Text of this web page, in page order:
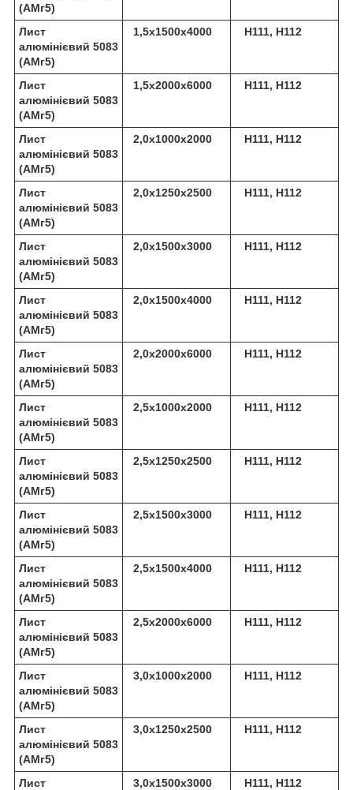
(АМг5)
Лист
алюмінієвий 5083
(АМг5)
1,5х1500х4000 Н111, Н112
Лист
алюмінієвий 5083
(АМг5)
1,5х2000х6000 Н111, Н112
Лист
алюмінієвий 5083
(АМг5)
2,0х1000х2000 Н111, Н112
Лист
алюмінієвий 5083
(АМг5)
2,0х1250х2500 Н111, Н112
Лист
алюмінієвий 5083
(АМг5)
2,0х1500х3000 Н111, Н112
Лист
алюмінієвий 5083
(АМг5)
2,0х1500х4000 Н111, Н112
Лист
алюмінієвий 5083
(АМг5)
2,0х2000х6000 Н111, Н112
Лист
алюмінієвий 5083
(АМг5)
2,5х1000х2000 Н111, Н112
Лист
алюмінієвий 5083
(АМг5)
2,5х1250х2500 Н111, Н112
Лист
алюмінієвий 5083
(АМг5)
2,5х1500х3000 Н111, Н112
Лист
алюмінієвий 5083
(АМг5)
2,5х1500х4000 Н111, Н112
Лист
алюмінієвий 5083
(АМг5)
2,5х2000х6000 Н111, Н112
Лист
алюмінієвий 5083
(АМг5)
3,0х1000х2000 Н111, Н112
Лист
алюмінієвий 5083
(АМг5)
3,0х1250х2500 Н111, Н112
Лист
3,0х1500х3000 Н111, Н112